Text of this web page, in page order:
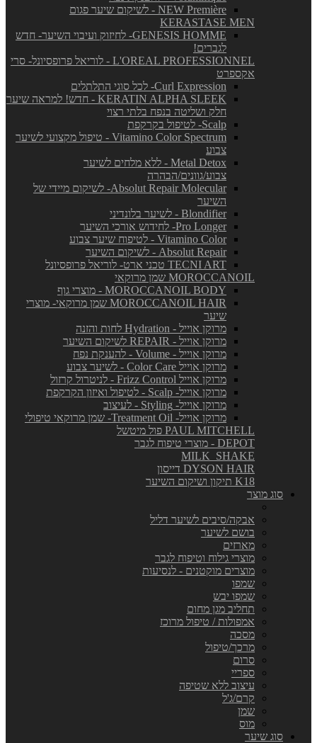
NEW Première - לשיקום שיער פגום
KERASTASE MEN
GENESIS HOMME- לחיזוק ועיבוי השיער- חדש
לגברים!
L'OREAL PROFESSIONNEL - לוריאל פרופסיונל- סרי
אקספרט
Curl Expression- לכל סוגי התלתלים
KERATIN ALPHA SLEEK - חדש! למראה שיער
חלק ושליטה בנפח בלתי רצוי
Scalp- לטיפול בקרקפת
Vitamino Color Spectrum - טיפול מקצועי לשיער
צבוע
Metal Detox - ללא מלחים לשיער
צבוע/גוונים/הבהרה
Absolut Repair Molecular- לשיקום מיידי של
השיער
Blondifier - לשיער בלונדיני
Pro Longer- לחידוש אורכי השיער
Vitamino Color - לטיפוח שיער צבוע
Absolut Repair - לשיקום השיער
TECNI ART טכני ארט- לוריאל פרופסיונל
MOROCCANOIL שמן מרוקאי
MOROCCANOIL BODY - מוצרי גוף
MOROCCANOIL HAIR שמן מרוקאי- מוצרי
שיער
מרוקן אוייל - Hydration לחות והזנה
מרוקן אוייל - REPAIR לשיקום השיער
מרוקן אוייל - Volume - להענקת נפח
מרוקן אוייל Color Care - לשיער צבוע
מרוקן אוייל Frizz Control - לניטרול קרזול
מרוקן אוייל- Scalp - לטיפול ואיזון הקרקפת
מרוקן אוייל- Styling - לעיצוב
מרוקן אוייל- Treatment Oil- שמן מרוקאי טיפולי
PAUL MITCHELL פול מיטשל
DEPOT - מוצרי טיפוח לגבר
MILK_SHAKE
DYSON HAIR דייסון
K18 תיקון ושיקום השיער
סוג מוצר
אבקה/סיבים לשיער דליל
בושם לשיער
מארזים
מוצרי גילוח וטיפוח לגבר
מוצרים מוקטנים - לנסיעות
שמפו
שמפו יבש
תחליב מגן מחום
אמפולות / טיפול מרוכז
מסכה
מרכך/טיפול
סרום
ספריי
עיצוב ללא שטיפה
קרם/ג'ל
שמן
מוס
סוג שיער